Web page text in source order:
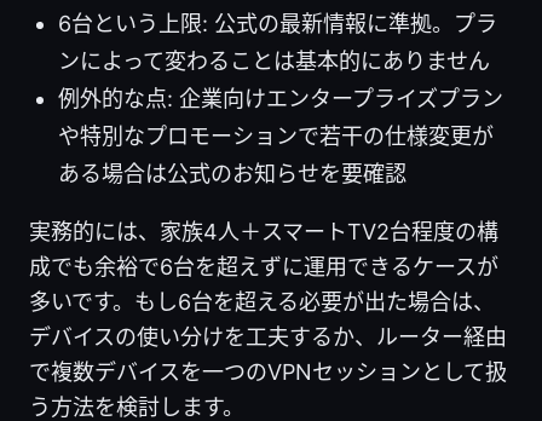
6台という上限: 公式の最新情報に準拠。プラ
ンによって変わることは基本的にありません
例外的な点: 企業向けエンタープライズプラン
や特別なプロモーションで若干の仕様変更が
ある場合は公式のお知らせを要確認
実務的には、家族4人＋スマートTV2台程度の構
成でも余裕で6台を超えずに運用できるケースが
多いです。もし6台を超える必要が出た場合は、
デバイスの使い分けを工夫するか、ルーター経由
で複数デバイスを一つのVPNセッションとして扱
う方法を検討します。